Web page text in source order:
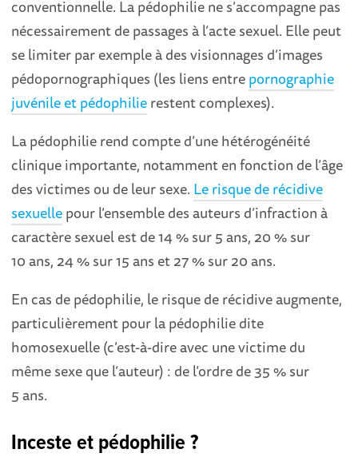
conventionnelle. La pédophilie ne s’accompagne pas
nécessairement de passages à l’acte sexuel. Elle peut
se limiter par exemple à des visionnages d’images
pédopornographiques (les liens entrepornographie
juvénile et pédophilierestent complexes).
La pédophilie rend compte d’une hétérogénéité
clinique importante, notamment en fonction de l’âge
des victimes ou de leur sexe. Le risque de récidive
sexuellepour l’ensemble des auteurs d’infraction à
caractère sexuel est de 14 % sur 5 ans, 20 % sur
10 ans, 24 % sur 15 ans et 27 % sur 20 ans.
En cas de pédophilie, le risque de récidive augmente,
particulièrement pour la pédophilie dite
homosexuelle (c’est-à-dire avec une victime du
même sexe que l’auteur) : de l’ordre de 35 % sur
5 ans.
Inceste et pédophilie ?